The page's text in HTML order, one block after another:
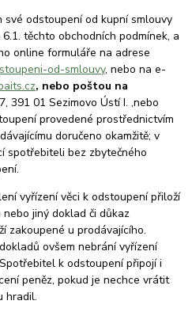
odstoupení od kupní smlouvy
těchto obchodních podmínek, a
online formuláře na adrese
od-smlouvy, nebo na e-
, nebo poštou na
391 01 Sezimovo Ústí I. ,nebo
provedené prostřednictvím
doručeno okamžitě; v
spotřebiteli bez zbytečného
věci k odstoupení přiloží
jiný doklad či důkaz
zakoupené u prodávajícího.
ovšem nebrání vyřízení
k odstoupení připojí i
peněz, pokud je nechce vrátit
hradil.